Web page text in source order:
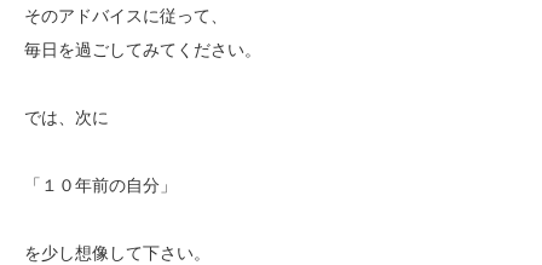
そのアドバイスに従って、
毎日を過ごしてみてください。
では、次に
「１０年前の自分」
を少し想像して下さい。